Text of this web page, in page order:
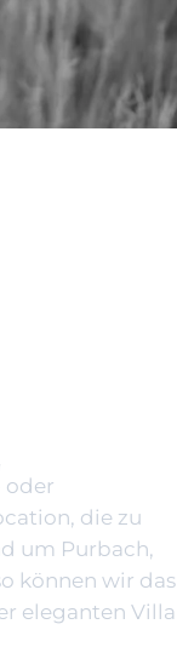
oder
die zu
um Purbach,
können wir das
eleganten Villa